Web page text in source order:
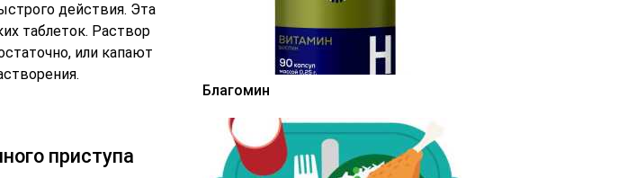
действия. Эта
таблеток. Раствор
или капают
приступа
Благомин